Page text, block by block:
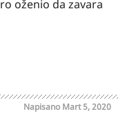
oženio da zavara
Napisano Mart 5, 2020